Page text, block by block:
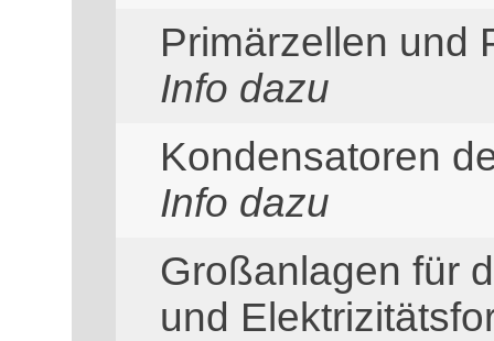
Primärzellen und
Info dazu
Kondensatoren
Info dazu
Großanlagen für
und